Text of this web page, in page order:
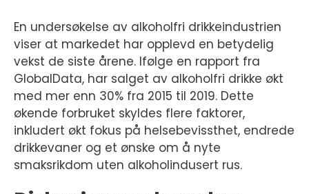
En undersøkelse av alkoholfri drikkeindustrien
viser at markedet har opplevd en betydelig
vekst de siste årene. Ifølge en rapport fra
GlobalData, har salget av alkoholfri drikke økt
med mer enn 30% fra 2015 til 2019. Dette
økende forbruket skyldes flere faktorer,
inkludert økt fokus på helsebevissthet, endrede
drikkevaner og et ønske om å nyte
smaksrikdom uten alkoholindusert rus.